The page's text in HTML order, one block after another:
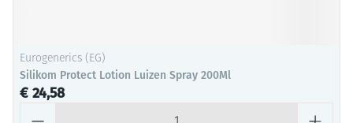
Eurogenerics (EG)
Silikom Protect Lotion Luizen Spray 200Ml
€ 24,58